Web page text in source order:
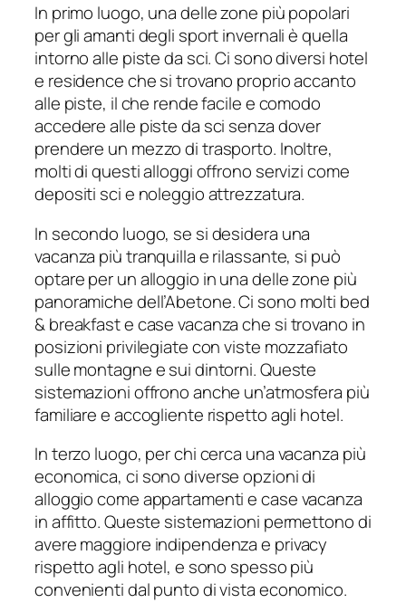
In primo luogo, una delle zone più popolari
per gli amanti degli sport invernali è quella
intorno alle piste da sci. Ci sono diversi hotel
e residence che si trovano proprio accanto
alle piste, il che rende facile e comodo
accedere alle piste da sci senza dover
prendere un mezzo di trasporto. Inoltre,
molti di questi alloggi offrono servizi come
depositi sci e noleggio attrezzatura.
In secondo luogo, se si desidera una
vacanza più tranquilla e rilassante, si può
optare per un alloggio in una delle zone più
panoramiche dell’Abetone. Ci sono molti bed
& breakfast e case vacanza che si trovano in
posizioni privilegiate con viste mozzafiato
sulle montagne e sui dintorni. Queste
sistemazioni offrono anche un’atmosfera più
familiare e accogliente rispetto agli hotel.
In terzo luogo, per chi cerca una vacanza più
economica, ci sono diverse opzioni di
alloggio come appartamenti e case vacanza
in affitto. Queste sistemazioni permettono di
avere maggiore indipendenza e privacy
rispetto agli hotel, e sono spesso più
convenienti dal punto di vista economico.